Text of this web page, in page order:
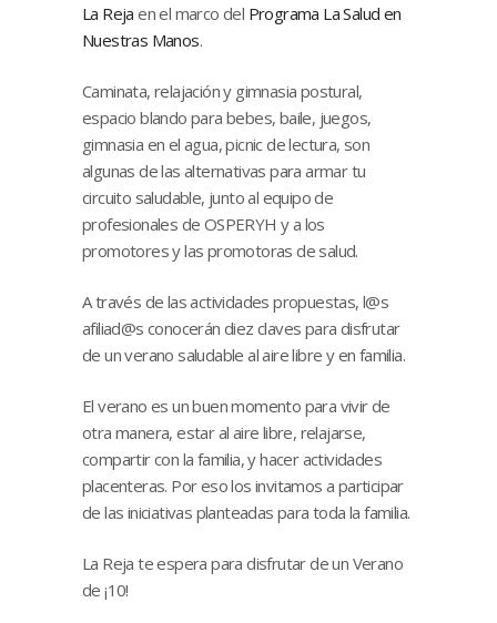
La Reja en el marco del Programa La Salud en
Nuestras Manos.
Caminata, relajación y gimnasia postural,
espacio blando para bebes, baile, juegos,
gimnasia en el agua, picnic de lectura, son
algunas de las alternativas para armar tu
circuito saludable, junto al equipo de
profesionales de OSPERYH y a los
promotores y las promotoras de salud.
A través de las actividades propuestas, l@s
afiliad@s conocerán diez claves para disfrutar
de un verano saludable al aire libre y en familia.
El verano es un buen momento para vivir de
otra manera, estar al aire libre, relajarse,
compartir con la familia, y hacer actividades
placenteras. Por eso los invitamos a participar
de las iniciativas planteadas para toda la familia.
La Reja te espera para disfrutar de un Verano
de ¡10!